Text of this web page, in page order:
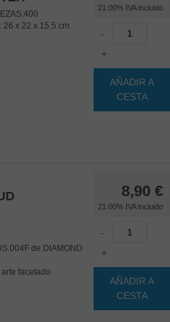
26 x 22 x 15.5 cm
21.00% IVA incluido
-
+
AÑADIR A
CESTA
de DIAMOND
facetado
completar esta obra
8,90 €
21.00% IVA incluido
-
+
AÑADIR A
CESTA